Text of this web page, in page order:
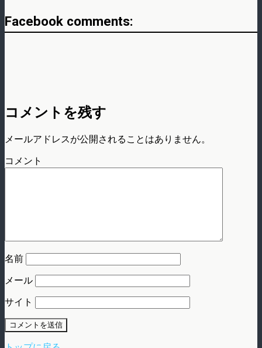
Facebook comments:
コメントを残す
メールアドレスが公開されることはありません。
コメント
名前
メール
サイト